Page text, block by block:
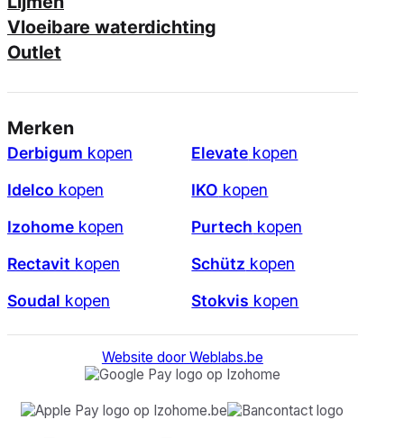
Vloeibare waterdichting
Outlet
Merken
Derbigum kopen Elevate kopen
Idelco kopen IKO kopen
Izohome kopen Purtech kopen
Rectavit kopen Schütz kopen
Soudal kopen Stokvis kopen
Website door Weblabs.be